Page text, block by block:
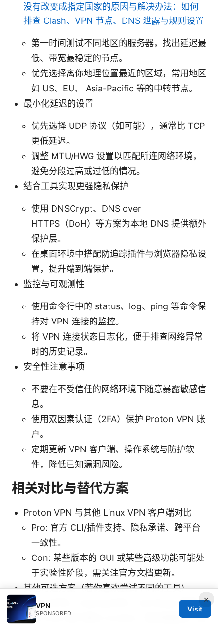
没有改变成指定国家的原因与解决办法：如何
排查 Clash、VPN 节点、DNS 泄露与规则设置
第一时间测试不同地区的服务器，找出延迟最
低、带宽最稳定的节点。
优先选择离你地理位置最近的区域，常用地区
如 US、EU、 Asia-Pacific 等的中转节点。
最小化延迟的设置
优先选择 UDP 协议（如可能），通常比 TCP
更低延迟。
调整 MTU/HWG 设置以匹配所连网络环境，
避免分段过高或过低的情况。
结合工具实现更强隐私保护
使用 DNSCrypt、DNS over
HTTPS（DoH）等方案为本地 DNS 提供额外
保护层。
在桌面环境中搭配防追踪插件与浏览器隐私设
置，提升端到端保护。
监控与可观测性
使用命令行中的 status、log、ping 等命令保
持对 VPN 连接的监控。
将 VPN 连接状态日志化，便于排查网络异常
时的历史记录。
安全性注意事项
不要在不受信任的网络环境下随意暴露敏感信
息。
使用双因素认证（2FA）保护 Proton VPN 账
户。
定期更新 VPN 客户端、操作系统与防护软
件，降低已知漏洞风险。
相关对比与替代方案
Proton VPN 与其他 Linux VPN 客户端对比
Pro: 官方 CLI/插件支持、隐私承诺、跨平台
一致性。
Con: 某些版本的 GUI 或某些高级功能可能处
于实验性阶段，需关注官方文档更新。
其他可选方案（若你喜欢尝试不同的工具）
NordVPN、ExpressVPN、Surfshark 等提
供 Linux 客户端与 CLI/GUI，若你需要多厂商
×
VPN
SPONSORED
Visit